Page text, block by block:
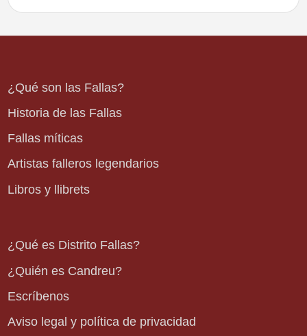
¿Qué son las Fallas?
Historia de las Fallas
Fallas míticas
Artistas falleros legendarios
Libros y llibrets
¿Qué es Distrito Fallas?
¿Quién es Candreu?
Escríbenos
Aviso legal y política de privacidad